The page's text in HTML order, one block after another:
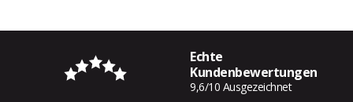
Echte
Kundenbewertungen
9,6/10 Ausgezeichnet